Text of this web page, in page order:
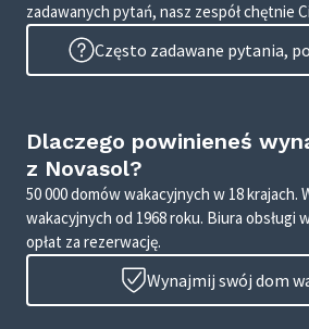
zadawanych pytań, nasz zespół chętnie
Często zadawane pytania,
Dlaczego powinieneś
z Novasol?
50 000 domów wakacyjnych w 18 krajach.
wakacyjnych od 1968 roku. Biura obsługi
opłat za rezerwację.
Wynajmij swój dom